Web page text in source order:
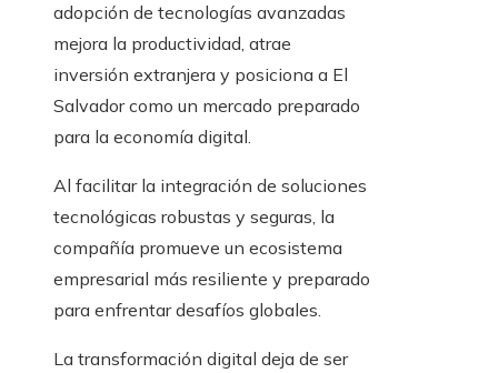
adopción de tecnologías avanzadas
mejora la productividad, atrae
inversión extranjera y posiciona a El
Salvador como un mercado preparado
para la economía digital.
Al facilitar la integración de soluciones
tecnológicas robustas y seguras, la
compañía promueve un ecosistema
empresarial más resiliente y preparado
para enfrentar desafíos globales.
La transformación digital deja de ser